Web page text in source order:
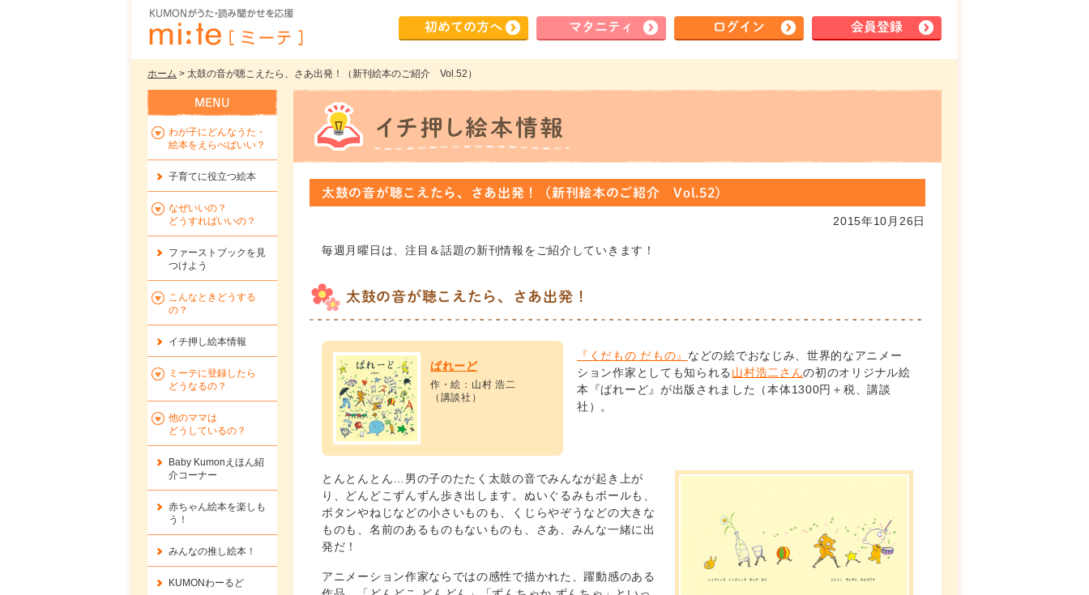
初めての方へ マタ ニティ ログイン 会員登録
ホーム > 太鼓の音が聴こえたら、さあ出発！（新刊絵本のご紹介 Vol.52）
太鼓の音が聴こえたら、さあ出発！（新刊絵本のご紹介 Vol.52）
2015年10月26日
毎週月曜日は、注目＆話題の新刊情報をご紹介していきます！
太鼓の音が聴こえたら、さあ出発！
ぱれーど
作・絵：山村 浩二
（講談社）
『くだもの だもの』 などの絵でおなじみ、世界的なアニメー
ション作家としても知られる 山村浩二さんの初のオリジナル絵
本『ぱれーど』が出版されました（本体1300円＋税、講談
社）。
とんとんとん…男の子のたたく太鼓の音でみんなが起き上が
り、どんどこずんずん歩き出します。ぬいぐるみもボールも、
ボタンやねじなどの小さいものも、くじらやぞうなどの大きな
ものも、名前のあるものもないものも、さあ、みんな一緒に出
発だ！
アニメーション作家ならではの感性で描かれた、躍動感のある
わが子にどんなうた・
絵本をえらべばいい？
子育てに役立つ絵本
なぜいいの？
どうすればいいの？
ファーストブックを 見
つけよう
こんなときどうする
の？
イチ押し絵本情報
ミーテに登録したら
どうなるの？
他のママは
どうしているの？
Baby Kumonえほん紹
介コーナー
赤ちゃん絵本を楽しも
う！
みんなの推し絵本！
KUMONわーるど